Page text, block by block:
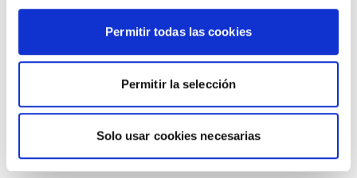
Permitir todas las cookies
Permitir la selección
Solo usar cookies necesarias